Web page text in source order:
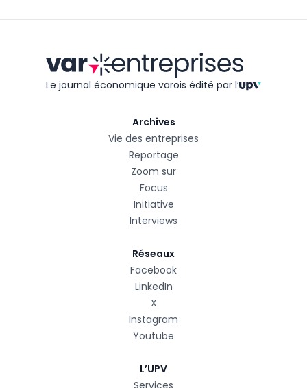
Le journal économique varois édité par l’
Archives
Vie des entreprises
Reportage
Zoom sur
Focus
Initiative
Interviews
Réseaux
Facebook
LinkedIn
X
Instagram
Youtube
L’UPV